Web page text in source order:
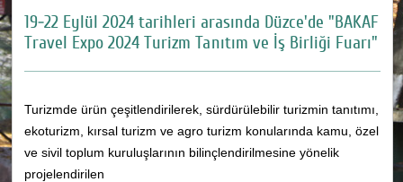
19-22 Eylül 2024 tarihleri arasında Düzce'de "BAKAF
Travel Expo 2024 Turizm Tanıtım ve İş Birliği Fuarı"
Turizmde ürün çeşitlendirilerek, sürdürülebilir turizmin tanıtımı,
ekoturizm, kırsal turizm ve agro turizm konularında kamu, özel
ve sivil toplum kuruluşlarının bilinçlendirilmesine yönelik
projelendirilen